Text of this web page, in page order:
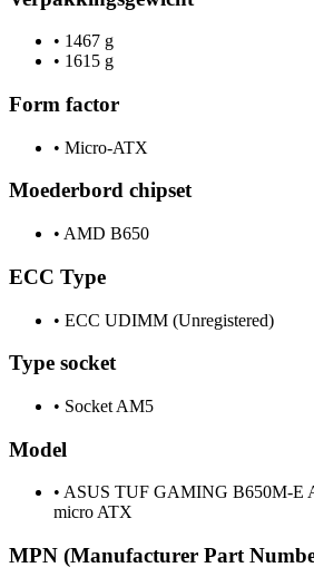
• 1467 g
• 1615 g
Form factor
• Micro-ATX
Moederbord chipset
• AMD B650
ECC Type
• ECC UDIMM (Unregistered)
Type socket
• Socket AM5
Model
• ASUS TUF GAMING B650M-E
micro ATX
MPN (Manufacturer Part